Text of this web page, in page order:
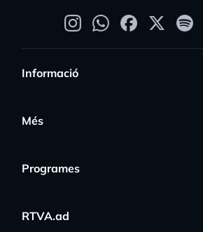
Informació
Més
Programes
RTVA.ad